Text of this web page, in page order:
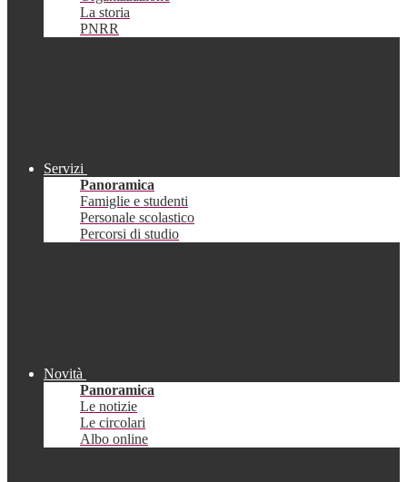
La storia
PNRR
Servizi
Panoramica
Famiglie e studenti
Personale scolastico
Percorsi di studio
Novità
Panoramica
Le notizie
Le circolari
Albo online